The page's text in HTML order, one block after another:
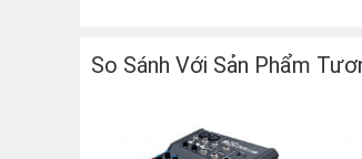
Channel Fader Kill: > 90 dB @ 1
Giao diện: USB 1.1 trở lên (âm
So Sánh Với Sản Phẩm